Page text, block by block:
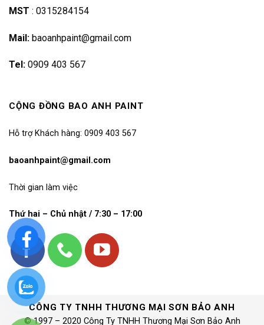
MST : 0315284154
Mail: baoanhpaint@gmail.com
Tel: 0909 403 567
CỘNG ĐỒNG BAO ANH PAINT
Hỗ trợ Khách hàng: 0909 403 567
baoanhpaint@gmail.com
Thời gian làm việc
Thứ hai – Chủ nhật / 7:30 – 17:00
CÔNG TY TNHH THƯƠNG MẠI SƠN BẢO ANH
© 1997 – 2020 Công Ty TNHH Thương Mại Sơn Bảo Anh